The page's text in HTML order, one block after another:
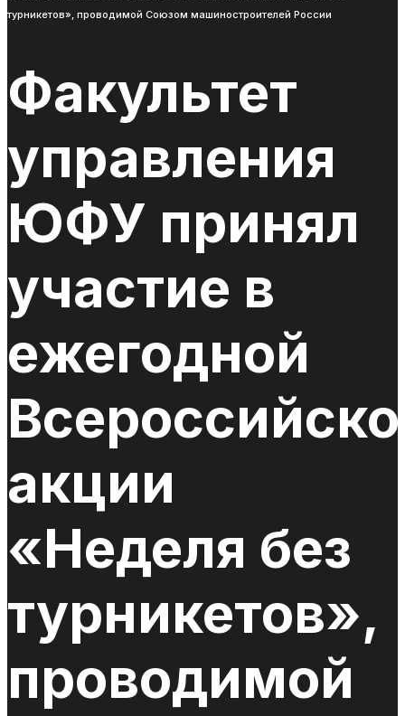
турникетов», проводимой Союзом машиностроителей России
Факультет
управления
ЮФУ принял
участие в
ежегодной
акции
«Неделя без
турникетов»,
проводимой